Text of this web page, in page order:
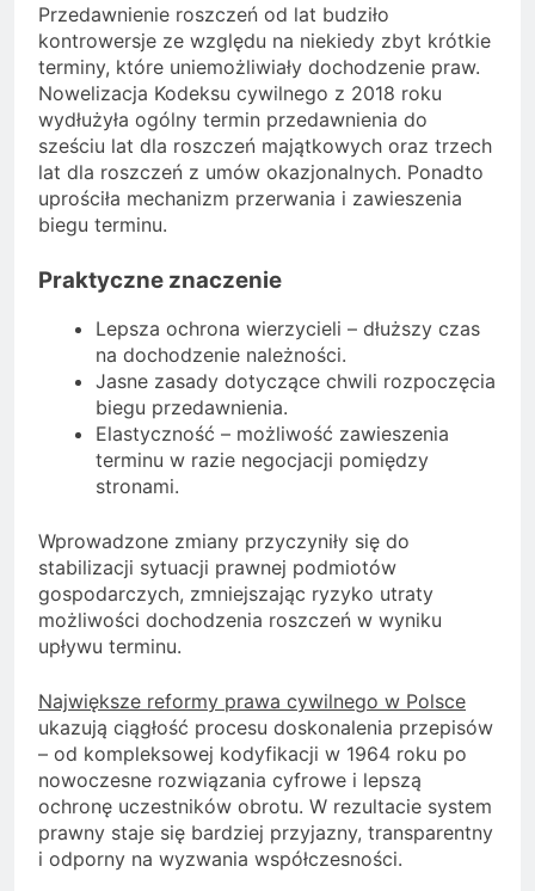
Przedawnienie roszczeń od lat budziło
kontrowersje ze względu na niekiedy zbyt krótkie
terminy, które uniemożliwiały dochodzenie praw.
Nowelizacja Kodeksu cywilnego z 2018 roku
wydłużyła ogólny termin przedawnienia do
sześciu lat dla roszczeń majątkowych oraz trzech
lat dla roszczeń z umów okazjonalnych. Ponadto
uprościła mechanizm przerwania i zawieszenia
biegu terminu.
Praktyczne znaczenie
Lepsza ochrona wierzycieli – dłuższy czas
na dochodzenie należności.
Jasne zasady dotyczące chwili rozpoczęcia
biegu przedawnienia.
Elastyczność – możliwość zawieszenia
terminu w razie negocjacji pomiędzy
stronami.
Wprowadzone zmiany przyczyniły się do
stabilizacji sytuacji prawnej podmiotów
gospodarczych, zmniejszając ryzyko utraty
możliwości dochodzenia roszczeń w wyniku
upływu terminu.
Największe reformy prawa cywilnego w Polsce
ukazują ciągłość procesu doskonalenia przepisów
– od kompleksowej kodyfikacji w 1964 roku po
nowoczesne rozwiązania cyfrowe i lepszą
ochronę uczestników obrotu. W rezultacie system
prawny staje się bardziej przyjazny, transparentny
i odporny na wyzwania współczesności.